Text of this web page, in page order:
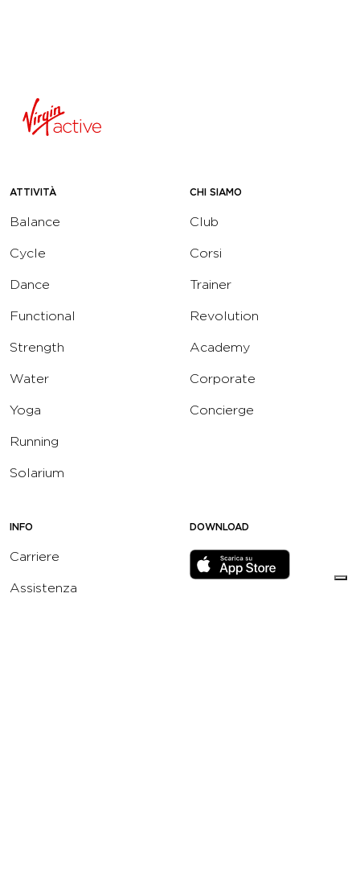
ATTIVITÀ
Balance
Cycle
Dance
Functional
Strength
Water
Yoga
Running
Solarium
CHI SIAMO
Club
Corsi
Trainer
Revolution
Academy
Corporate
Concierge
INFO
Carriere
Assistenza
DOWNLOAD